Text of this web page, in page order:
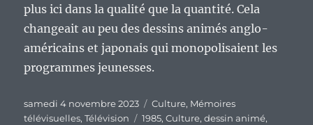
plus ici dans la qualité que la quantité. Cela
changeait au peu des dessins animés anglo-
américains et japonais qui monopolisaient les
programmes jeunesses.
Publié
le
samedi 4 novembre 2023 Catégories
Culture, Mémoires
télévisuelles,Télévision Étiquettes
1985,Culture,dessin animé,